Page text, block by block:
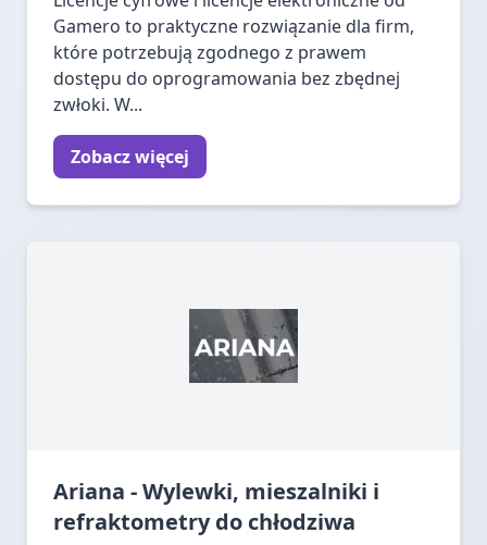
Gamero to praktyczne rozwiązanie dla firm,
które potrzebują zgodnego z prawem
dostępu do oprogramowania bez zbędnej
zwłoki. W...
Zobacz więcej
Ariana - Wylewki, mieszalniki i
refraktometry do chłodziwa